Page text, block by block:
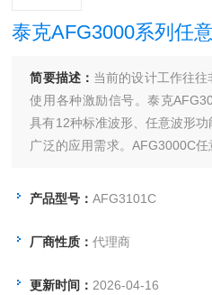
泰克AFG3000系列任
简要描述： 当前的设计工作往
使用各种激励信号。泰克
具有12种标准波形、任意波形
广泛的应用需求。AFG3000C
捷键使其易于学习和使用。
产品型号：AFG3101C
厂商性质：代理商
更新时间： 2026-04-16